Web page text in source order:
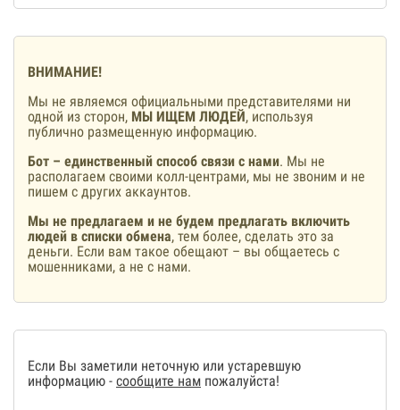
ВНИМАНИЕ!
Мы не являемся официальными представителями ни
одной из сторон, МЫ ИЩЕМ ЛЮДЕЙ, используя
публично размещенную информацию.
Бот – единственный способ связи с нами. Мы не
располагаем своими колл-центрами, мы не звоним и не
пишем с других аккаунтов.
Мы не предлагаем и не будем предлагать включить
людей в списки обмена, тем более, сделать это за
деньги. Если вам такое обещают – вы общаетесь с
мошенниками, а не с нами.
Если Вы заметили неточную или устаревшую
информацию - сообщите нам пожалуйста!